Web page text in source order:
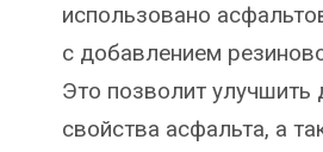
использовано
с добавлением
Это позволит
свойства асфальта, а